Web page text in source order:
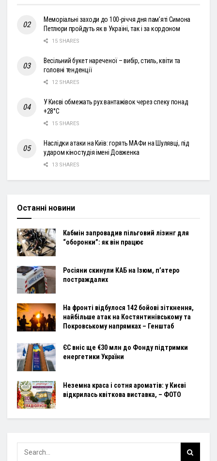
Меморіальні заходи до 100-річчя дня пам’яті Симона
Петлюри пройдуть як в Україні, так і за кордоном
15 SHARES
Весільний букет нареченої – вибір, стиль, квіти та
головні тенденції
12 SHARES
У Києві обмежать рух вантажівок через спеку понад
+28°С
15 SHARES
Наслідки атаки на Київ: горять МАФи на Шулявці, під
ударом кіностудія імені Довженка
13 SHARES
Останні новини
Кабмін запровадив пільговий лізинг для
“оборонки”: як він працює
Росіяни скинули КАБ на Ізюм, п’ятеро
постраждалих
На фронті відбулося 142 бойові зіткнення,
найбільше атак на Костянтинівському та
Покровському напрямках – Генштаб
ЄС вніс ще €30 млн до Фонду підтримки
енергетики України
Неземна краса і сотня ароматів: у Києві
відкрилась квіткова виставка, – ФОТО